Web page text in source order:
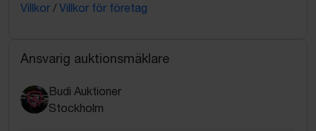
Villkor / Villkor för företag
Ansvarig auktionsmäklare
Budi Auktioner
Stockholm